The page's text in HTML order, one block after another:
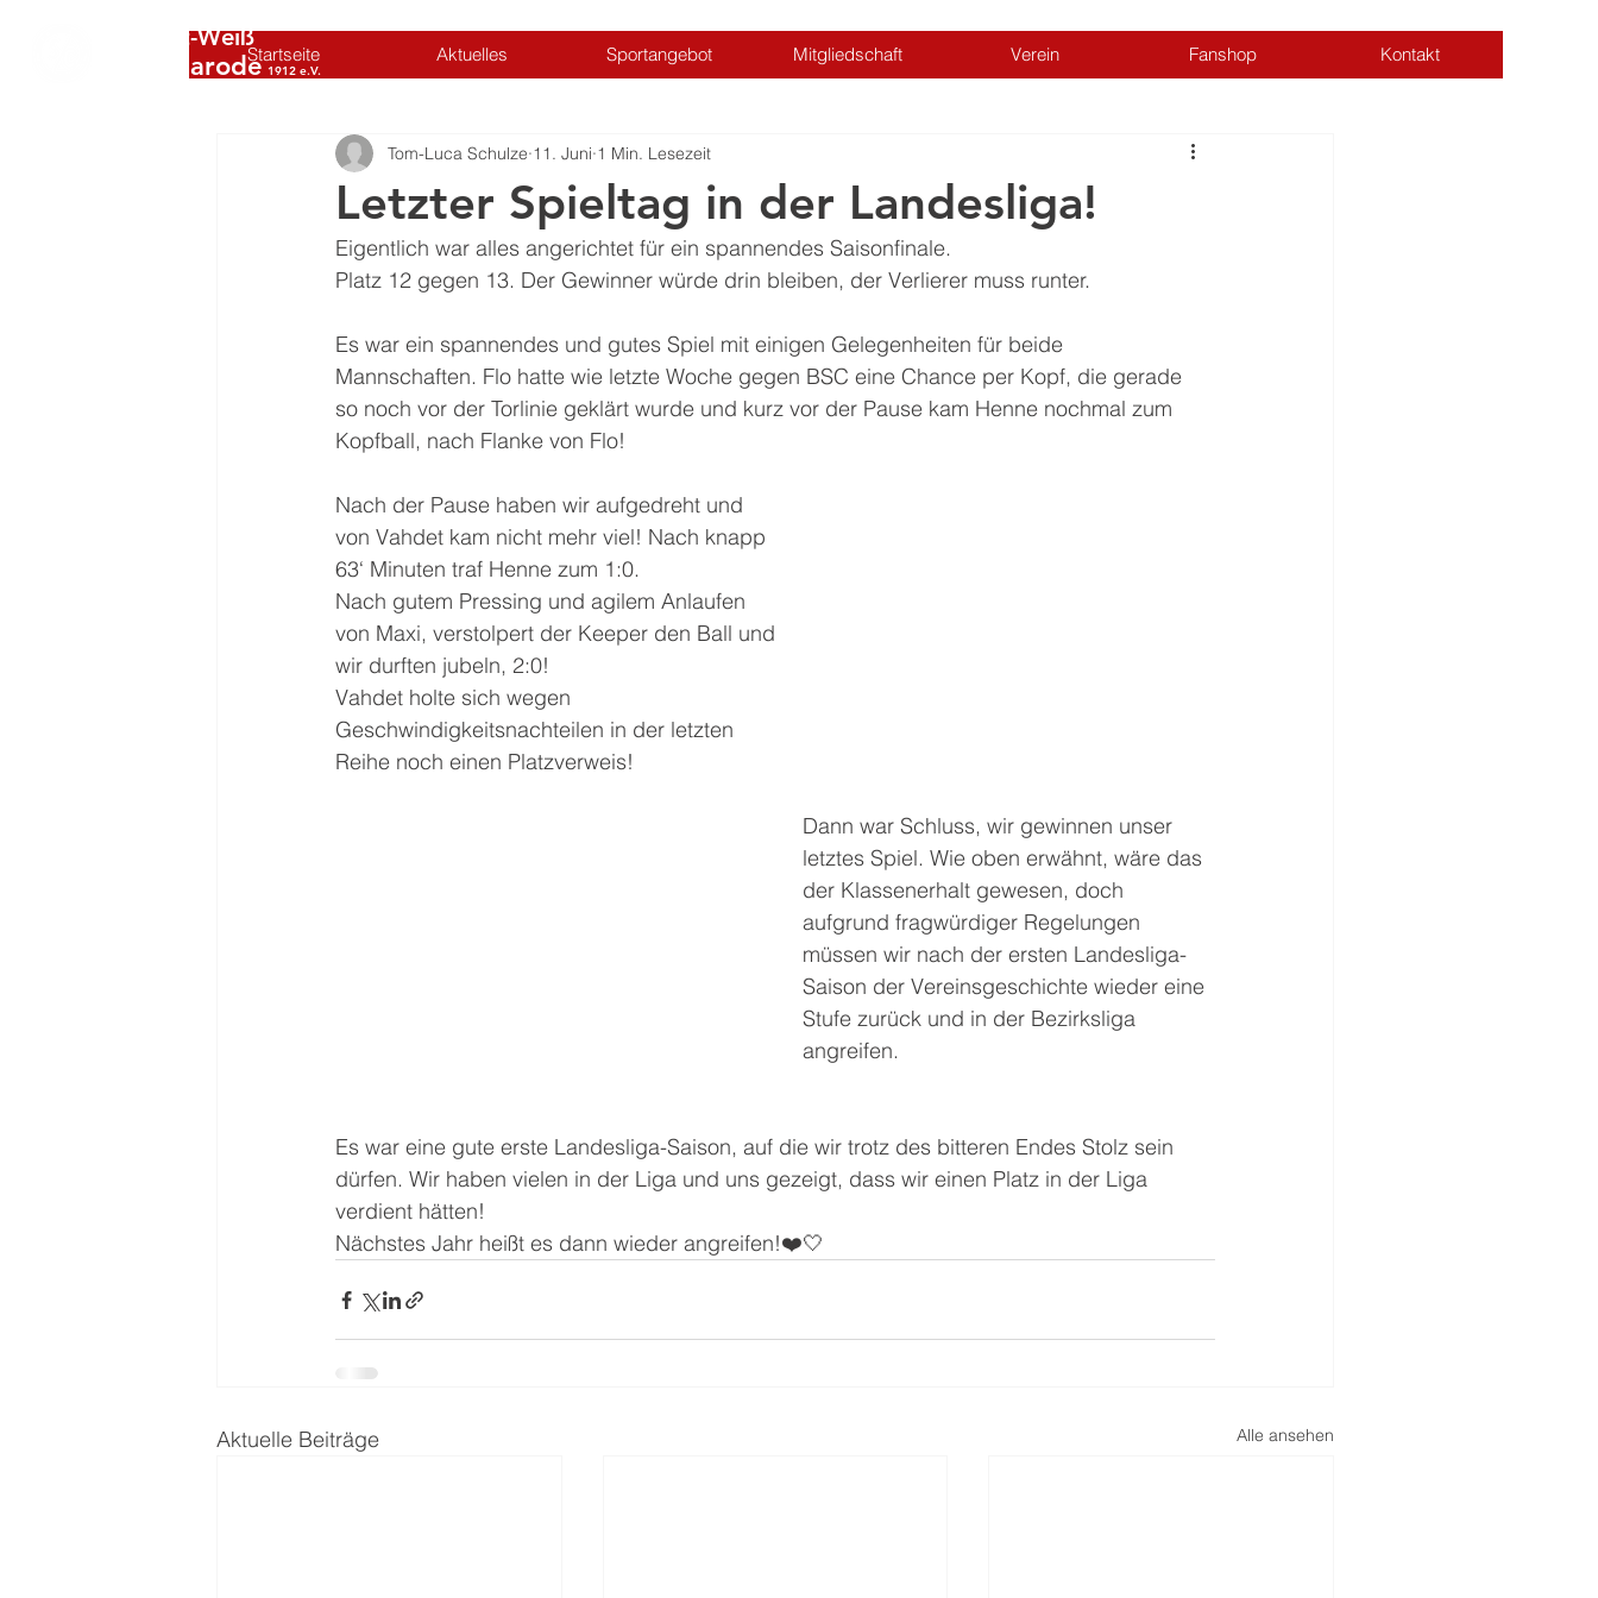
SC Rot-Weiß
Volkmarode 1912 e.V.
Startseite Aktuelles Sportangebot Mitgliedschaft Verein Fanshop Kontakt
Letzter Spieltag in der Landesliga!
Tom-Luca Schulze 11. Juni 1 Min. Lesezeit
Eigentlich war alles angerichtet für ein spannendes Saisonfinale.
Platz 12 gegen 13. Der Gewinner würde drin bleiben, der Verlierer muss runter.
Es war ein spannendes und gutes Spiel mit einigen Gelegenheiten für beide
Mannschaften. Flo hatte wie letzte Woche gegen BSC eine Chance per Kopf, die gerade
so noch vor der Torlinie geklärt wurde und kurz vor der Pause kam Henne nochmal zum
Kopfball, nach Flanke von Flo!
Nach der Pause haben wir aufgedreht und
von Vahdet kam nicht mehr viel! Nach knapp
63‘ Minuten traf Henne zum 1:0.
Nach gutem Pressing und agilem Anlaufen
von Maxi, verstolpert der Keeper den Ball und
wir durften jubeln, 2:0!
Vahdet holte sich wegen
Geschwindigkeitsnachteilen in der letzten
Reihe noch einen Platzverweis!
Dann war Schluss, wir gewinnen unser
letztes Spiel. Wie oben erwähnt, wäre das
der Klassenerhalt gewesen, doch
aufgrund fragwürdiger Regelungen
müssen wir nach der ersten Landesliga-
Saison der Vereinsgeschichte wieder eine
Stufe zurück und in der Bezirksliga
angreifen.
Es war eine gute erste Landesliga-Saison, auf die wir trotz des bitteren Endes Stolz sein
dürfen. Wir haben vielen in der Liga und uns gezeigt, dass wir einen Platz in der Liga
verdient hätten!
Nächstes Jahr heißt es dann wieder angreifen!❤️🤍
Aktuelle Beiträge Alle ansehen